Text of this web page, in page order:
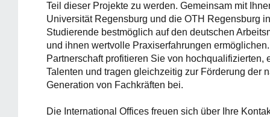
Teil dieser Projekte zu werden. Gemeinsam mit
Universität Regensburg und die OTH Regensburg
Studierende bestmöglich auf den deutschen
und ihnen wertvolle Praxiserfahrungen
Partnerschaft profitieren Sie von hochqualifizierten,
Talenten und tragen gleichzeitig zur Förderung der
Generation von Fachkräften bei.
Die International Offices freuen sich über Ihre